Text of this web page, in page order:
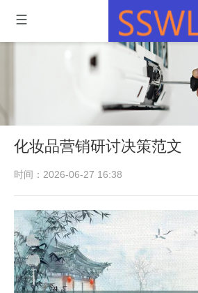
化妆品营销研讨决策范文
时间：2026-06-27 16:38